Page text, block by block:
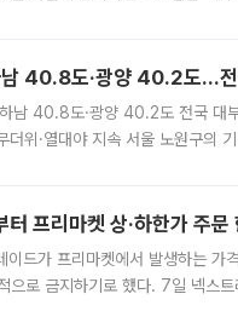
남 40.8도·광양 40.2도…
남 40.8도·광양 40.2도 전국 대
더위·열대야 지속 서울 노원구의
프리마켓 상·하한가 주문
이드가 프리마켓에서 발생하는 가
으로 금지하기로 했다. 7일 넥스